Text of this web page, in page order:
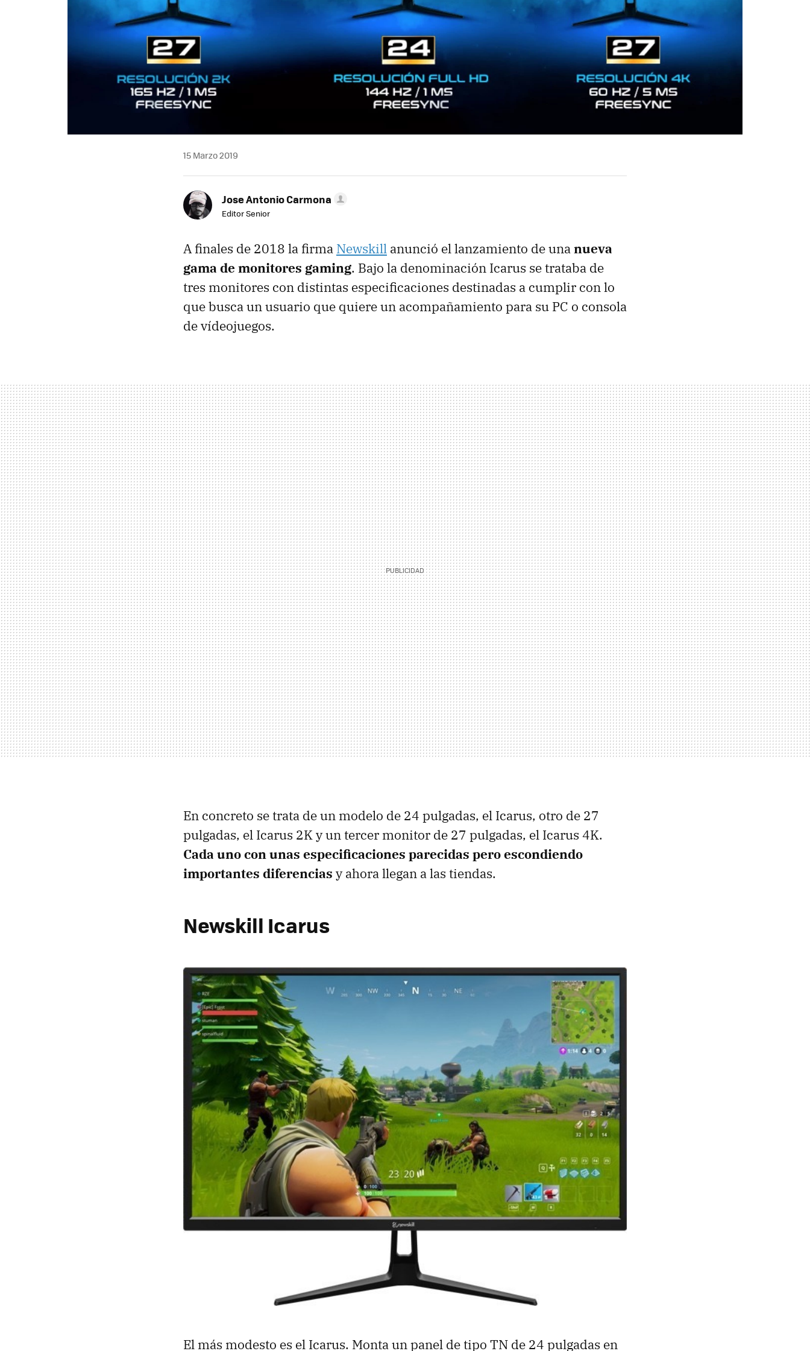
15 Marzo 2019
Jose Antonio Carmona
Editor Senior
A finales de 2018 la firma Newskill anunció el lanzamiento de unanueva
gama de monitores gaming. Bajo la denominación Icarus se trataba de
tres monitores con distintas especificaciones destinadas a cumplir con lo
que busca un usuario que quiere un acompañamiento para su PC o consola
de vídeojuegos.
En concreto se trata de un modelo de 24 pulgadas, el Icarus, otro de 27
pulgadas, el Icarus 2K y un tercer monitor de 27 pulgadas, el Icarus 4K.
Cada uno con unas especificaciones parecidas pero escondiendo
importantes diferencias y ahora llegan a las tiendas.
Newskill Icarus
El más modesto es el Icarus. Monta un panel de tipo TN de 24 pulgadas en